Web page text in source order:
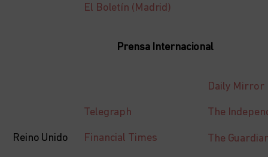
El Boletín (Madrid)
Prensa Internacional
Reino Unido
Telegraph
Financial Times
Daily Mirror
The
The